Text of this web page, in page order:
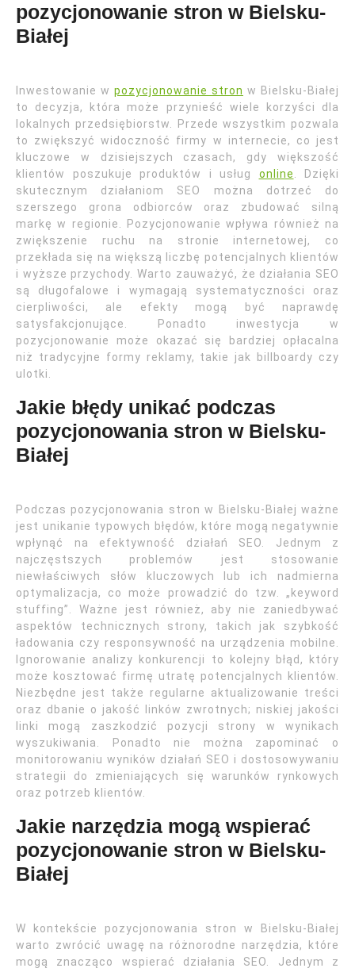
pozycjonowanie stron w Bielsku-
Białej
Inwestowanie w pozycjonowanie stron w Bielsku-Białej
to decyzja, która może przynieść wiele korzyści dla
lokalnych przedsiębiorstw. Przede wszystkim pozwala
to zwiększyć widoczność firmy w internecie, co jest
kluczowe w dzisiejszych czasach, gdy większość
klientów poszukuje produktów i usług online . Dzięki
skutecznym działaniom SEO można dotrzeć do
szerszego grona odbiorców oraz zbudować silną
markę w regionie. Pozycjonowanie wpływa również na
zwiększenie ruchu na stronie internetowej, co
przekłada się na większą liczbę potencjalnych klientów
i wyższe przychody. Warto zauważyć, że działania SEO
są długofalowe i wymagają systematyczności oraz
cierpliwości, ale efekty mogą być naprawdę
satysfakcjonujące. Ponadto inwestycja w
pozycjonowanie może okazać się bardziej opłacalna
niż tradycyjne formy reklamy, takie jak billboardy czy
ulotki.
Jakie błędy unikać podczas
pozycjonowania stron w Bielsku-
Białej
Podczas pozycjonowania stron w Bielsku-Białej ważne
jest unikanie typowych błędów, które mogą negatywnie
wpłynąć na efektywność działań SEO. Jednym z
najczęstszych problemów jest stosowanie
niewłaściwych słów kluczowych lub ich nadmierna
optymalizacja, co może prowadzić do tzw. „keyword
stuffing”. Ważne jest również, aby nie zaniedbywać
aspektów technicznych strony, takich jak szybkość
ładowania czy responsywność na urządzenia mobilne.
Ignorowanie analizy konkurencji to kolejny błąd, który
może kosztować firmę utratę potencjalnych klientów.
Niezbędne jest także regularne aktualizowanie treści
oraz dbanie o jakość linków zwrotnych; niskiej jakości
linki mogą zaszkodzić pozycji strony w wynikach
wyszukiwania. Ponadto nie można zapominać o
monitorowaniu wyników działań SEO i dostosowywaniu
strategii do zmieniających się warunków rynkowych
oraz potrzeb klientów.
Jakie narzędzia mogą wspierać
pozycjonowanie stron w Bielsku-
Białej
W kontekście pozycjonowania stron w Bielsku-Białej
warto zwrócić uwagę na różnorodne narzędzia, które
mogą znacząco wspierać działania SEO. Jednym z